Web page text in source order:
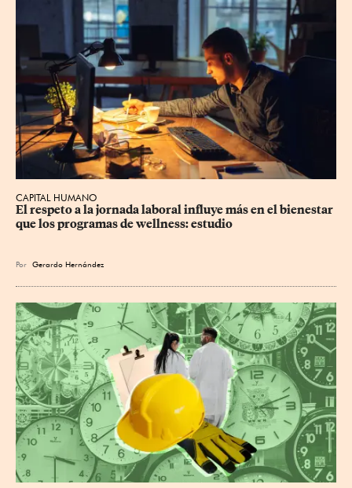
CAPITAL HUMANO
El respeto a la jornada laboral influye más en el bienestar
que los programas de wellness: estudio
Por Gerardo Hernández